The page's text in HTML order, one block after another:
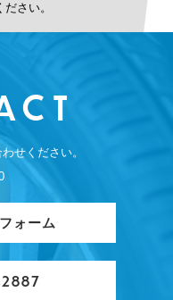
さい。
せください。
ォーム